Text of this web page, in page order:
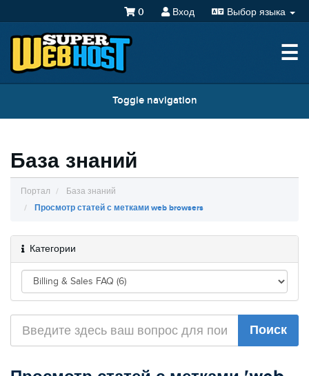
Выбор языка
Вход
0
☰
Toggle navigation
База знаний
Портал
База знаний
Просмотр статей с метками web browsers
Категории